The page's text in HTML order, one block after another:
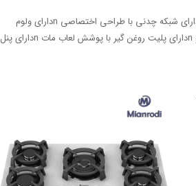
شیشه شات سفید nسرشعله ساباف مدل HE (طرح دوآل)nدارای سیم فندک سابافnدارای شبکه چدنی با طراحی اختصاصی nدارای ولوم
فلزی آبکاری شده و زیر ولومی آبکاری شده nبوبین شیر اورکلی nترانس فندک لورنزو nدارای پلیت روغن گیر با پوشش لعاب مات nدارای پنل